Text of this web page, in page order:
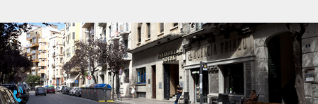
〒294-0307
千葉県 館山市波左間588
0470-29-5558